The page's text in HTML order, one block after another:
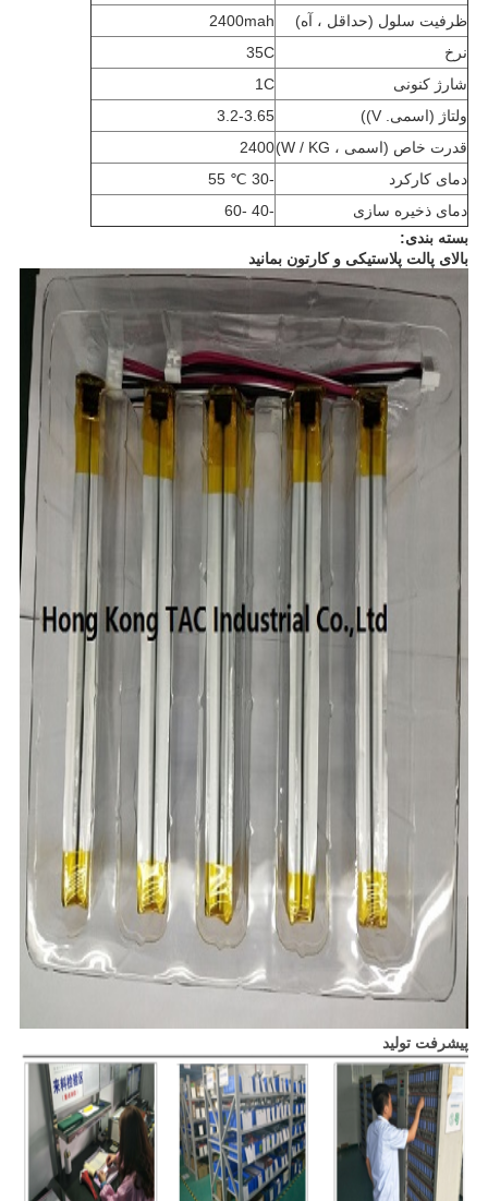
ظرفیت سلول (حداقل ، آه)
2400mah
نرخ
35C
شارژ کنونی
1C
ولتاژ (اسمی. V))
3.2-3.65
قدرت خاص (اسمی ، W / KG)
2400
دمای کارکرد
-30 ℃ 55
دمای ذخیره سازی
-40 -60
بسته بندی:
بالای پالت پلاستیکی و کارتون بمانید
پیشرفت تولید